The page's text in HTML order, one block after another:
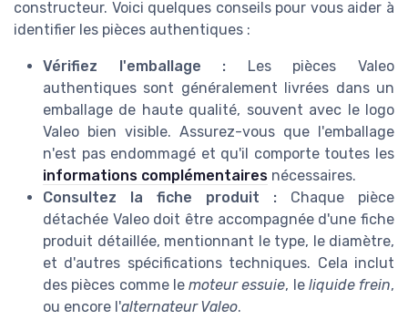
constructeur. Voici quelques conseils pour vous aider à
identifier les pièces authentiques :
Vérifiez l'emballage : Les pièces Valeo
authentiques sont généralement livrées dans un
emballage de haute qualité, souvent avec le logo
Valeo bien visible. Assurez-vous que l'emballage
n'est pas endommagé et qu'il comporte toutes les
informations complémentaires nécessaires.
Consultez la fiche produit : Chaque pièce
détachée Valeo doit être accompagnée d'une fiche
produit détaillée, mentionnant le type, le diamètre,
et d'autres spécifications techniques. Cela inclut
des pièces comme le moteur essuie, le liquide frein,
ou encore l'alternateur Valeo.